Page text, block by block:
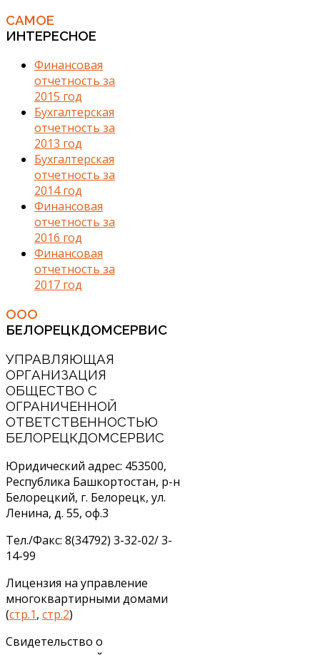
САМОЕ
ИНТЕРЕСНОЕ
Финансовая
отчетность за
2015 год
Бухгалтерская
отчетность за
2013 год
Бухгалтерская
отчетность за
2014 год
Финансовая
отчетность за
2016 год
Финансовая
отчетность за
2017 год
ООО
БЕЛОРЕЦКДОМСЕРВИС
УПРАВЛЯЮЩАЯ
ОРГАНИЗАЦИЯ
ОБЩЕСТВО С
ОГРАНИЧЕННОЙ
ОТВЕТСТВЕННОСТЬЮ
БЕЛОРЕЦКДОМСЕРВИС
Юридический адрес: 453500,
Республика Башкортостан, р-н
Белорецкий, г. Белорецк, ул.
Ленина, д. 55, оф.3
Тел./Факс: 8(34792) 3-32-02/ 3-
14-99
Лицензия на управление
многоквартирными домами
(стр.1, стр.2)
Свидетельство о